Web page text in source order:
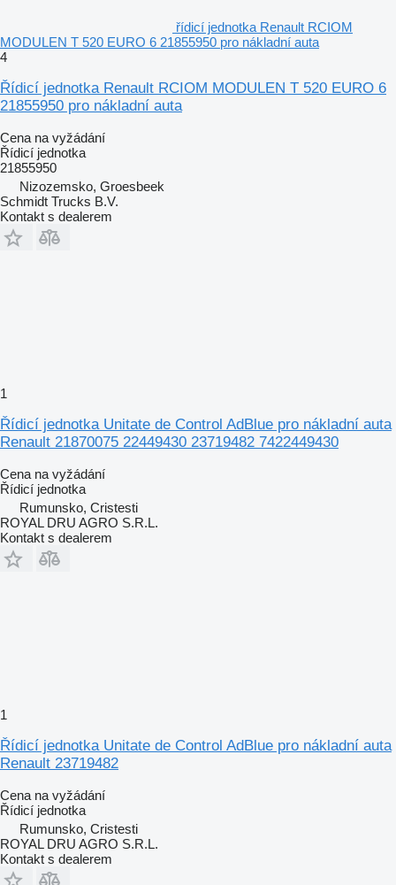
řídicí jednotka Renault RCIOM
MODULEN T 520 EURO 6 21855950 pro nákladní auta
4
Řídicí jednotka Renault RCIOM MODULEN T 520 EURO 6
21855950 pro nákladní auta
Cena na vyžádání
Řídicí jednotka
21855950
Nizozemsko, Groesbeek
Schmidt Trucks B.V.
Kontakt s dealerem
1
Řídicí jednotka Unitate de Control AdBlue pro nákladní auta
Renault 21870075 22449430 23719482 7422449430
Cena na vyžádání
Řídicí jednotka
Rumunsko, Cristesti
ROYAL DRU AGRO S.R.L.
Kontakt s dealerem
1
Řídicí jednotka Unitate de Control AdBlue pro nákladní auta
Renault 23719482
Cena na vyžádání
Řídicí jednotka
Rumunsko, Cristesti
ROYAL DRU AGRO S.R.L.
Kontakt s dealerem